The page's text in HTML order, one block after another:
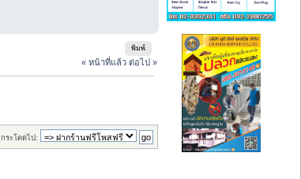
พิมพ์
« หน้าที่แล้ว ต่อไป »
กระโดดไป: